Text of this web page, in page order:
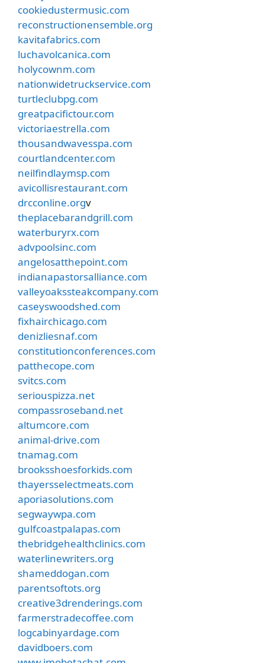
cookiedustermusic.com
reconstructionensemble.org
kavitafabrics.com
luchavolcanica.com
holycownm.com
nationwidetruckservice.com
turtleclubpg.com
greatpacifictour.com
victoriaestrella.com
thousandwavesspa.com
courtlandcenter.com
neilfindlaymsp.com
avicollisrestaurant.com
drcconline.orgv
theplacebarandgrill.com
waterburyrx.com
advpoolsinc.com
angelosatthepoint.com
indianapastorsalliance.com
valleyoakssteakcompany.com
caseyswoodshed.com
fixhairchicago.com
denizliesnaf.com
constitutionconferences.com
patthecope.com
svitcs.com
seriouspizza.net
compassroseband.net
altumcore.com
animal-drive.com
tnamag.com
brooksshoesforkids.com
thayersselectmeats.com
aporiasolutions.com
segwaywpa.com
gulfcoastpalapas.com
thebridgehealthclinics.com
waterlinewriters.org
shameddogan.com
parentsoftots.org
creative3drenderings.com
farmerstradecoffee.com
logcabinyardage.com
davidboers.com